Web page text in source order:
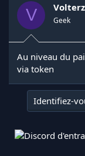
V Volterz
Geek
Au niveau du
via token
Identifiez-